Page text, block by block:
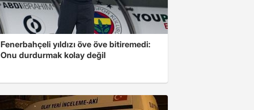
Fenerbahçeli yıldızı öve öve bitiremedi:
Onu durdurmak kolay değil